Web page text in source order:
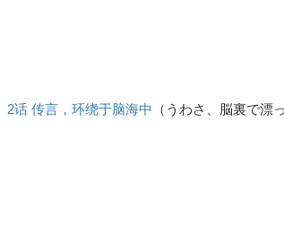
2话 传言，环绕于脑海中 （ うわさ、脳裏で漂